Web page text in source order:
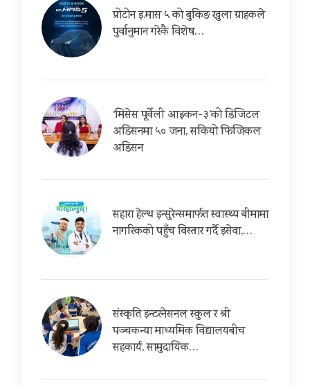
प्रोटोन इ.मास ५ को बुकिङ खुला ग्राहकले
पुर्वानुमान गरेकै विशेष…
‘मिसेस पूर्वेली आइकन-३’को डिजिटल
अडिसनमा ५० जना, सकियो फिजिकल
अडिसन
सहारा हेल्थ इन्सुरेन्समार्फत स्वास्थ्य बीमामा
नागरिकको पहुँच विस्तार गर्दै इसेवा,…
संस्कृति इन्टरनेसनल स्कुल र श्री
पञ्चकन्या माध्यमिक विद्यालयबीच
सहकार्य, सामुदायिक…